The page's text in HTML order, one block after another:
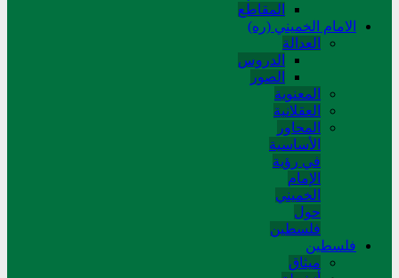
المقاطع
الامام الخميني (ره)
العدالة
الدروس
الصور
المعنوية
العقلانية
المحاور
الأساسیة
في رؤیة
الإمام
الخمیني
حول
فلسطین
فلسطین
میثاق